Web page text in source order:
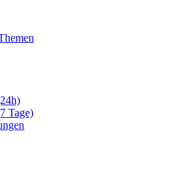
Tage)